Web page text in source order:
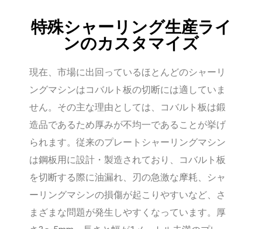
特殊シャーリング生産ライ
ンのカスタマイズ
現在、市場に出回っているほとんどのシャーリ
ングマシンはコバルト板の切断には適していま
せん。その主な理由としては、コバルト板は鍛
造品であるため厚みが不均一であることが挙げ
られます。従来のプレートシャーリングマシン
は鋼板用に設計・製造されており、コバルト板
を切断する際に油漏れ、刃の急激な摩耗、シャ
ーリングマシンの損傷が起こりやすいなど、さ
まざまな問題が発生しやすくなっています。厚